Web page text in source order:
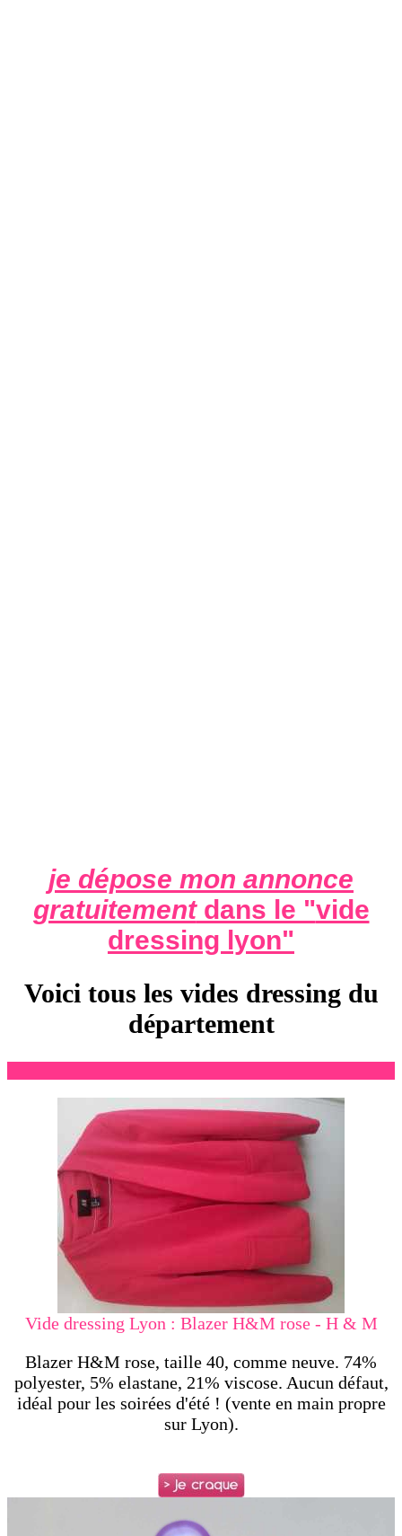
je dépose mon annonce
gratuitementdans le "vide
dressing lyon"
Voici tous les vides dressing du
département
Vide dressing Lyon : Blazer H&M rose - H & M
Blazer H&M rose, taille 40, comme neuve. 74%
polyester, 5% elastane, 21% viscose. Aucun défaut,
idéal pour les soirées d'été ! (vente en main propre
sur Lyon).